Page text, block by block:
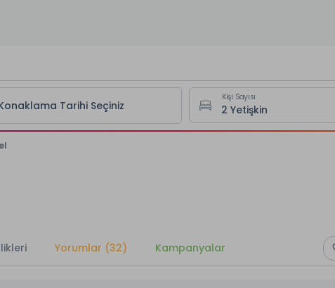
Tarihi Seçiniz
Kişi Sayısı
Yorumlar (32) Kampanyalar